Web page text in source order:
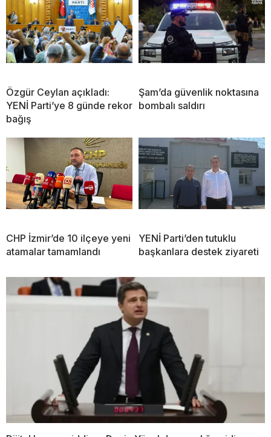
Özgür Ceylan açıkladı:
YENİ Parti’ye 8 günde rekor
bağış
Şam’da güvenlik noktasına
bombalı saldırı
CHP İzmir’de 10 ilçeye yeni
atamalar tamamlandı
YENİ Parti’den tutuklu
başkanlara destek ziyareti